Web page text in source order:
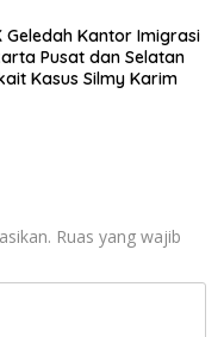
Geledah Kantor Imigrasi
Pusat dan Selatan
Kasus Silmy Karim
Ruas yang wajib